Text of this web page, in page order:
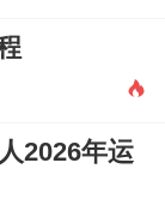
2026年运